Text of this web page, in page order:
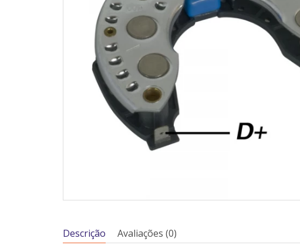
Descrição Avaliações (0)